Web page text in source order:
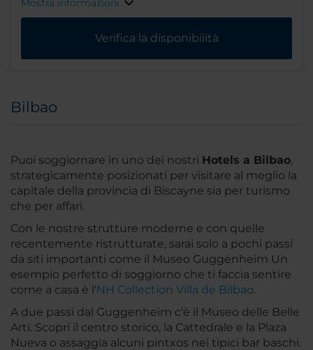
Mostra informazioni
Verifica la disponibilità
Bilbao
Puoi soggiornare in uno dei nostri Hotels a Bilbao,
strategicamente posizionati per visitare al meglio la
capitale della provincia di Biscayne sia per turismo
che per affari.
Con le nostre strutture moderne e con quelle
recentemente ristrutturate, sarai solo a pochi passi
da siti importanti come il Museo Guggenheim Un
esempio perfetto di soggiorno che ti faccia sentire
come a casa è l'NH Collection Villa de Bilbao.
A due passi dal Guggenheim c'è il Museo delle Belle
Arti. Scopri il centro storico, la Cattedrale e la Plaza
Nueva o assaggia alcuni pintxos nei tipici bar baschi.